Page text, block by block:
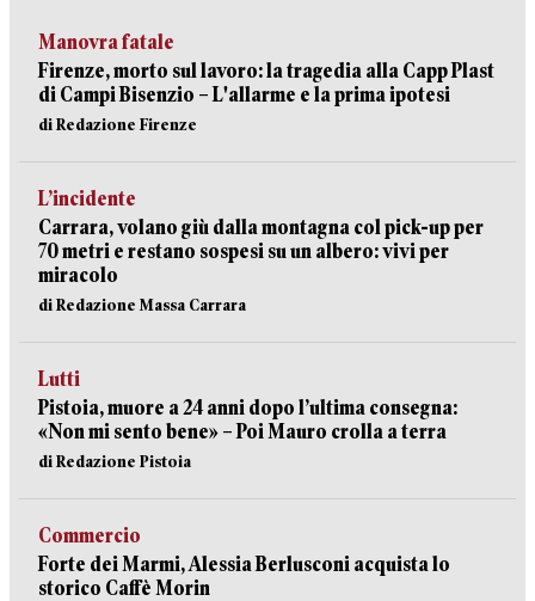
Manovra fatale
Firenze, morto sul lavoro: la tragedia alla Capp Plast
di Campi Bisenzio – L'allarme e la prima ipotesi
di Redazione Firenze
L’incidente
Carrara, volano giù dalla montagna col pick-up per
70 metri e restano sospesi su un albero: vivi per
miracolo
di Redazione Massa Carrara
Lutti
Pistoia, muore a 24 anni dopo l’ultima consegna:
«Non mi sento bene» – Poi Mauro crolla a terra
di Redazione Pistoia
Commercio
Forte dei Marmi, Alessia Berlusconi acquista lo
storico Caffè Morin